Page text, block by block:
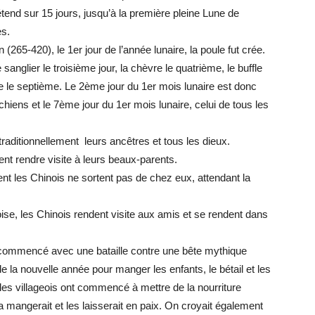
sur 15 jours, jusqu’à la première pleine Lune de
420), le 1er jour de l’année lunaire, la poule fut crée.
le troisième jour, la chèvre le quatrième, le buffle
le septième. Le 2ème jour du 1er mois lunaire est donc
et le 7ème jour du 1er mois lunaire, celui de tous les
leurs ancêtres et tous les dieux.
rendre visite à leurs beaux-parents.
les Chinois ne sortent pas de chez eux, attendant la
les Chinois rendent visite aux amis et se rendent dans
avec une bataille contre une bête mythique
la nouvelle année pour manger les enfants, le bétail et les
villageois ont commencé à mettre de la nourriture
et les laisserait en paix. On croyait également